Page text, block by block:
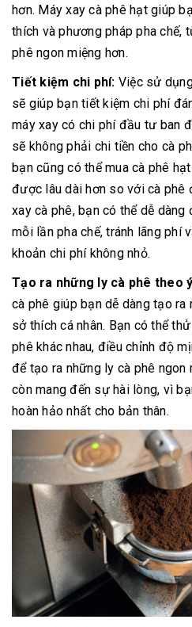
hơn. Máy xay cà phê hạt giúp
thích và phương pháp pha chế,
phê ngon miệng hơn.
Tiết kiệm chi phí: Việc sử
sẽ giúp bạn tiết kiệm chi phí
máy xay có chi phí đầu tư ban
sẽ không phải chi tiền cho cà
bạn cũng có thể mua cà phê
được lâu dài hơn so với cà phê
xay cà phê, bạn có thể dễ
mỗi lần pha chế, tránh lãng phí
khoản chi phí không nhỏ.
Tạo ra những ly cà phê theo
cà phê giúp bạn dễ dàng tạo
sở thích cá nhân. Bạn có thể
phê khác nhau, điều chỉnh độ
để tạo ra những ly cà phê ngon
còn mang đến sự hài lòng, vì
hoàn hảo nhất cho bản thân.